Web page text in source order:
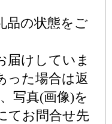
品の状態をご
届けしていま
った場合は返
写真(画像)を
てお問合せ先